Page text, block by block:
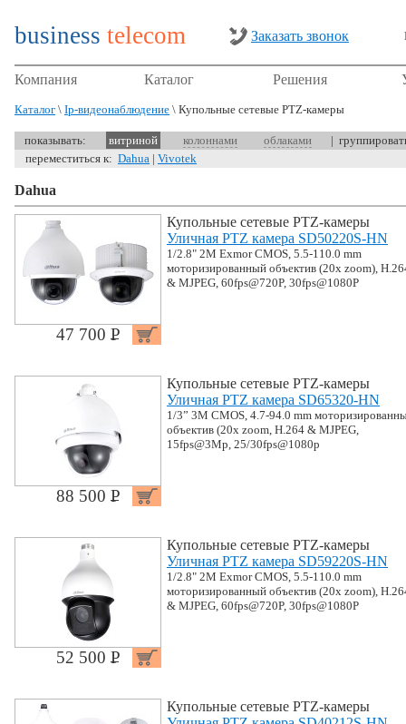
business telecom Заказать звонок
Компания Каталог Решения
Каталог \ Ip-видеонаблюдение \ Купольные сетевые PTZ-камеры
показывать: витриной колоннами облаками
|
переместиться к: Dahua | Vivotek
Dahua
47 700 P УБ.
Купольные сетевые PTZ-камеры
Уличная PTZ камера SD50220S-HN
1/2.8" 2M Exmor CMOS, 5.5-110.0 mm
моторизированный объектив (20x zoom),
& MJPEG, 60fps@720P, 30fps@1080P
88 500 P УБ.
Купольные сетевые PTZ-камеры
Уличная PTZ камера SD65320-HN
1/3” 3M CMOS, 4.7-94.0 mm
объектив (20x zoom, H.264 & MJPEG,
15fps@3Mp, 25/30fps@1080p
52 500 P УБ.
Купольные сетевые PTZ-камеры
Уличная PTZ камера SD59220S-HN
1/2.8" 2M Exmor CMOS, 5.5-110.0 mm
моторизированный объектив (20x zoom),
& MJPEG, 60fps@720P, 30fps@1080P
Купольные сетевые PTZ-камеры